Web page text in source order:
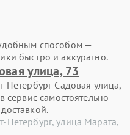
способом —
быстро и аккуратно.
улица, 73
Петербург Садовая улица,
сервис самостоятельно
Петербург, улица Марата,